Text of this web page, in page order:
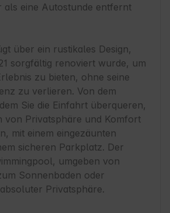
als eine Autostunde entfernt
über ein rustikales Design,
sorgfältig renoviert wurde, um
zu bieten, ohne seine
zu verlieren. Von dem
Sie die Einfahrt überqueren,
von Privatsphäre und Komfort
mit einem eingezäunten
sicheren Parkplatz. Der
umgeben von
Sonnenbaden oder
Privatsphäre.